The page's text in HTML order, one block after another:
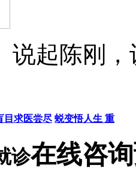
说起陈刚
目求医尝尽 蜕变悟人生 重
诊在线咨